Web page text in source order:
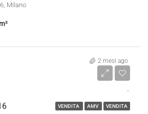
Milano
2 mesi ago
VENDITA AMV VENDITA